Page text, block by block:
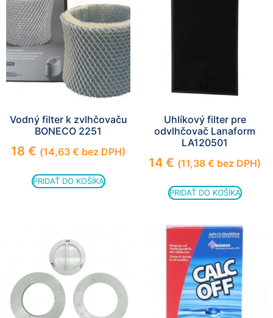
Vodný filter k zvlhčovaču
BONECO 2251
18 € (14,63 € bez DPH)
PRIDAŤ DO KOŠÍKA
Uhlíkový filter pre
odvlhčovač Lanaform
LA120501
14 € (11,38 € bez DPH)
PRIDAŤ DO KOŠÍKA